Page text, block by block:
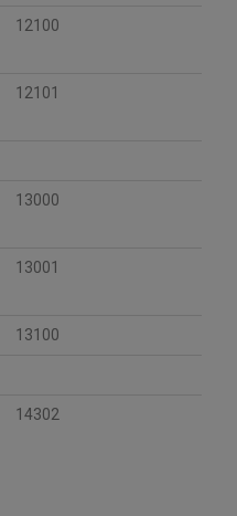
12100
12101
13000
13001
13100
14302